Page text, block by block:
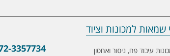
וציוד
3357734
למכונות וציוד
עיבוד פח, ניסור ואחסון